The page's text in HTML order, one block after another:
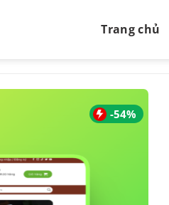
Trang chủ
-54%